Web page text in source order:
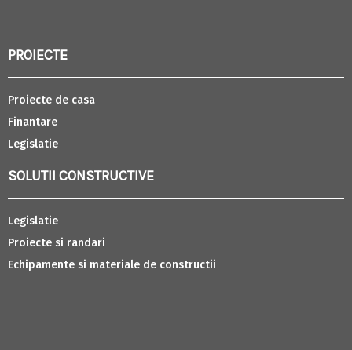
PROIECTE
Proiecte de casa
Finantare
Legislatie
SOLUTII CONSTRUCTIVE
Legislatie
Proiecte si randari
Echipamente si materiale de constructii